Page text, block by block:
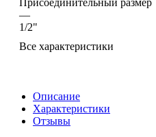
—
1/2"
Все характеристики
Описание
Характеристики
Отзывы